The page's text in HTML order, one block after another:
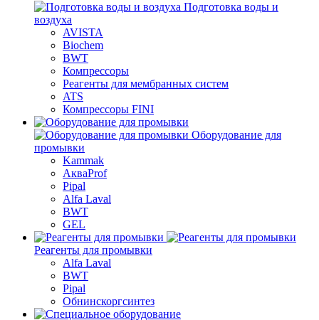
Подготовка воды и
воздуха
AVISTA
Biochem
BWT
Компрессоры
Реагенты для мембранных систем
ATS
Компрессоры FINI
Оборудование для
промывки
Kammak
АкваProf
Pipal
Alfa Laval
BWT
GEL
Реагенты для промывки
Alfa Laval
BWT
Pipal
Обнинскоргсинтез